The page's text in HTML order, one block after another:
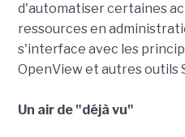
d'automatiser certaines
ressources en
s'interface avec les
OpenView et autres outils
Un air de "déjà vu"